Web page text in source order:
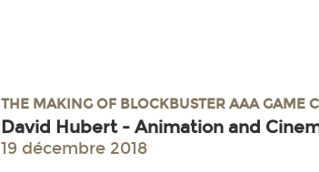
THE MAKING OF BLOCKBUSTER AAA GAME
David Hubert - Animation and
19 décembre 2018